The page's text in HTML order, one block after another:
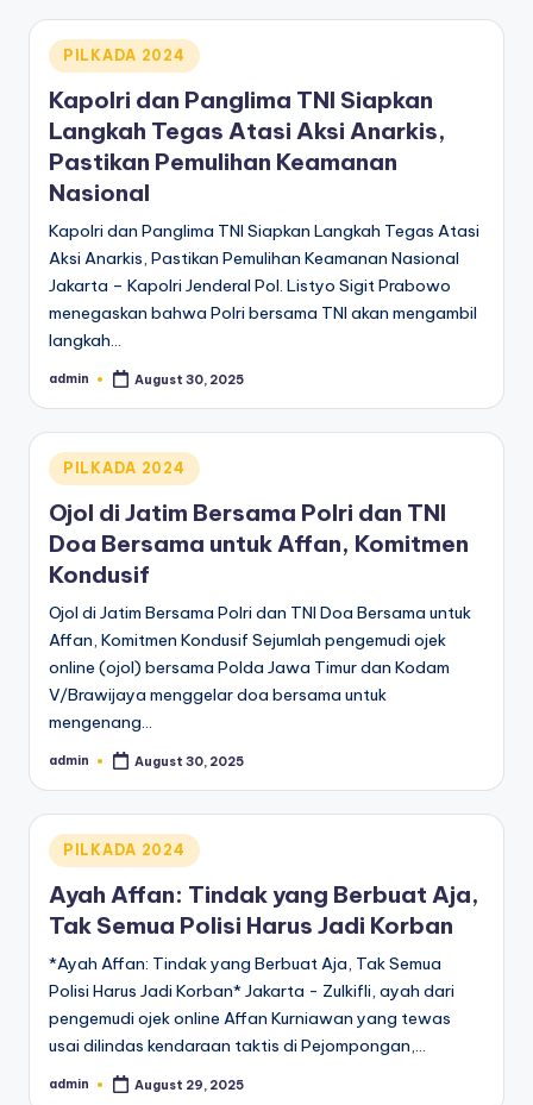
Posted
in
PILKADA 2024
Kapolri dan Panglima TNI Siapkan
Langkah Tegas Atasi Aksi Anarkis,
Pastikan Pemulihan Keamanan
Nasional
Kapolri dan Panglima TNI Siapkan Langkah Tegas Atasi
Aksi Anarkis, Pastikan Pemulihan Keamanan Nasional
Jakarta – Kapolri Jenderal Pol. Listyo Sigit Prabowo
menegaskan bahwa Polri bersama TNI akan mengambil
langkah…
Posted
admin August 30, 2025
Posted
in
PILKADA 2024
Ojol di Jatim Bersama Polri dan TNI
Doa Bersama untuk Affan, Komitmen
Kondusif
Ojol di Jatim Bersama Polri dan TNI Doa Bersama untuk
Affan, Komitmen Kondusif Sejumlah pengemudi ojek
online (ojol) bersama Polda Jawa Timur dan Kodam
V/Brawijaya menggelar doa bersama untuk
mengenang…
Posted
admin August 30, 2025
Posted
in
PILKADA 2024
Ayah Affan: Tindak yang Berbuat Aja,
Tak Semua Polisi Harus Jadi Korban
*Ayah Affan: Tindak yang Berbuat Aja, Tak Semua
Polisi Harus Jadi Korban* Jakarta - Zulkifli, ayah dari
pengemudi ojek online Affan Kurniawan yang tewas
usai dilindas kendaraan taktis di Pejompongan,…
Posted
admin August 29, 2025